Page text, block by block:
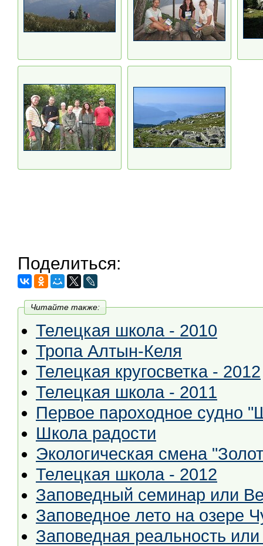
Поделиться:
Читайте также:
Телецкая школа - 2010
Тропа Алтын-Келя
Телецкая кругосветка - 2012
Телецкая школа - 2011
Первое пароходное судно
Школа радости
Экологическая смена
Телецкая школа - 2012
Заповедный семинар или
Заповедное лето на озере
Заповедная реальность